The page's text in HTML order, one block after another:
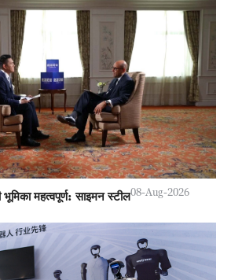
भूमिका महत्वपूर्ण: साइमन स्टील08-Aug-2026